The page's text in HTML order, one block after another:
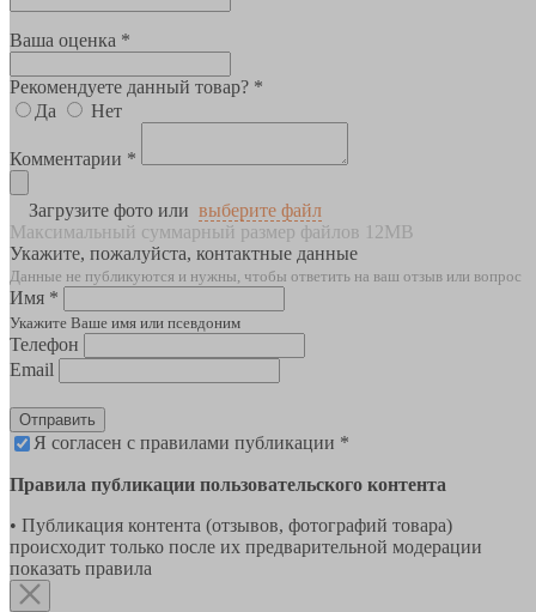
Ваша оценка *
Рекомендуете данный товар? *
Да
Нет
Комментарии *
Загрузите фото или выберите файл
Максимальный суммарный размер файлов 12MB
Укажите, пожалуйста, контактные данные
Данные не публикуются и нужны, чтобы ответить на ваш отзыв или вопрос
Имя *
Укажите Ваше имя или псевдоним
Телефон
Email
Отправить
Я согласен с правилами публикации *
Правила публикации пользовательского контента
• Публикация контента (отзывов, фотографий товара)
происходит только после их предварительной модерации
показать правила